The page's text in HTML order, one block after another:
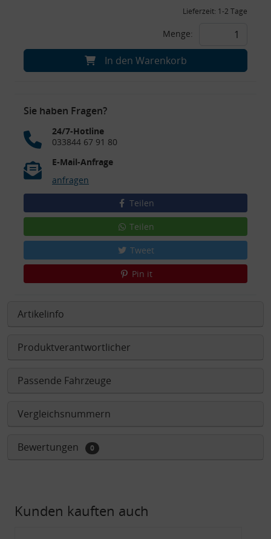
Lieferzeit: 1-2 Tage
Menge:
In den Warenkorb
Sie haben Fragen?
24/7-Hotline
033844 67 91 80
E-Mail-Anfrage
anfragen
Teilen
Teilen
Tweet
Pin it
Artikelinfo
Produktverantwortlicher
Passende Fahrzeuge
Vergleichsnummern
Bewertungen 0
Kunden kauften auch